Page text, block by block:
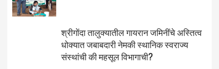
श्रीगोंदा तालुक्यातील गायरान जमिनींचे अस्तित्व
धोक्यात जबाबदारी नेमकी स्थानिक स्वराज्य
संस्थांची की महसूल विभागाची?